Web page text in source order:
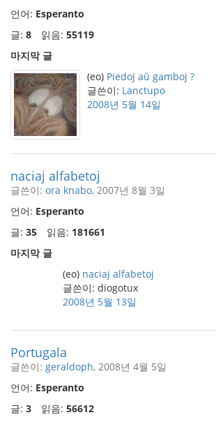
언어: Esperanto
글: 8 읽음: 55119
마지막 글
(eo) Piedoj aŭ gamboj ?
글쓴이: Lanctupo
2008년 5월 14일
naciaj alfabetoj
글쓴이: ora knabo, 2007년 8월 3일
언어: Esperanto
글: 35 읽음: 181661
마지막 글
(eo) naciaj alfabetoj
글쓴이: diogotux
2008년 5월 13일
Portugala
글쓴이: geraldoph, 2008년 4월 5일
언어: Esperanto
글: 3 읽음: 56612